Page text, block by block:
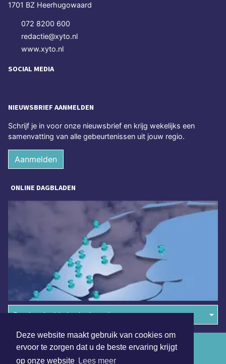
Deze website maakt gebruik van cookies om
ervoor te zorgen dat u de beste ervaring krijgt
op onze website Lees meer
1701 BZ Heerhugowaard
072 8200 600
redactie@xyto.nl
www.xyto.nl
SOCIAL MEDIA
NIEUWSBRIEF AANMELDEN
Schrijf je in voor onze nieuwsbrief en krijg wekelijks een
samenvatting van alle gebeurtenissen uit jouw regio.
Aanmelden
ONLINE DAGBLADEN
Overige dagbladen in de regio
Algemene voorwaarden